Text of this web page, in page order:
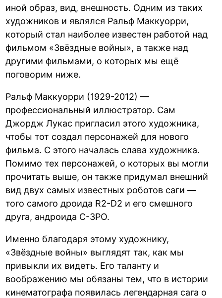
иной образ, вид, внешность. Одним из таких
художников и являлся Ральф Маккуорри,
который стал наиболее известен работой над
фильмом «Звёздные войны», а также над
другими фильмами, о которых мы ещё
поговорим ниже.
Ральф Маккуорри (1929-2012) —
профессиональный иллюстратор. Сам
Джордж Лукас пригласил этого художника,
чтобы тот создал персонажей для нового
фильма. С этого началась слава художника.
Помимо тех персонажей, о которых вы могли
прочитать выше, он также придумал внешний
вид двух самых известных роботов саги —
того самого дроида R2-D2 и его смешного
друга, андроида C-3PO.
Именно благодаря этому художнику,
«Звёздные войны» выглядят так, как мы
привыкли их видеть. Его таланту и
воображению мы обязаны тем, что в истории
кинематографа появилась легендарная сага о